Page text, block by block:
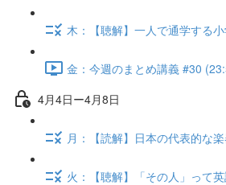
木：【聴解】一人で通学する
金：今週のまとめ講義 #30
4月4日ー4月8日
月：【読解】日本の代表的な
火：【聴解】「その人」って